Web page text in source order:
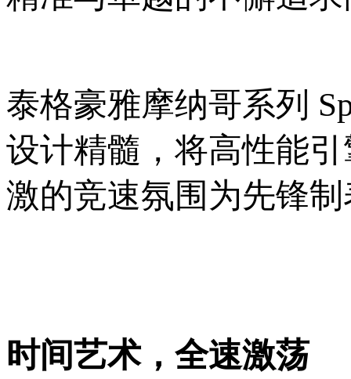
泰格豪雅摩纳哥系列
设计精髓，将高性能
激的竞速氛围为先锋
时间艺术，全速激荡